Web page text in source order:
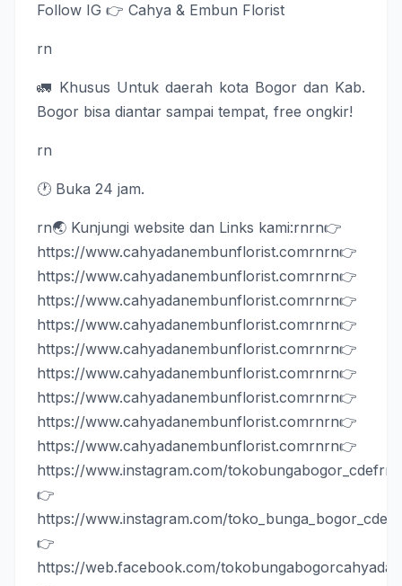
Follow IG 👉 Cahya & Embun Florist
rn
🚛 Khusus Untuk daerah kota Bogor dan Kab.
Bogor bisa diantar sampai tempat, free ongkir!
rn
🕐 Buka 24 jam.
rn🌏 Kunjungi website dan Links kami:rnrn👉
https://www.cahyadanembunflorist.comrnrn👉
https://www.cahyadanembunflorist.comrnrn👉
https://www.cahyadanembunflorist.comrnrn👉
https://www.cahyadanembunflorist.comrnrn👉
https://www.cahyadanembunflorist.comrnrn👉
https://www.cahyadanembunflorist.comrnrn👉
https://www.cahyadanembunflorist.comrnrn👉
https://www.cahyadanembunflorist.comrnrn👉
https://www.cahyadanembunflorist.comrnrn👉
https://www.instagram.com/tokobungabogor_cdef
👉
https://www.instagram.com/toko_bunga_bogor_cdef
👉
https://web.facebook.com/